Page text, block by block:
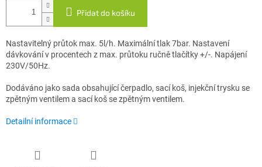
Přidat do košíku
Nastavitelný průtok max. 5l/h. Maximální tlak 7bar. Nastavení
dávkování v procentech z max. průtoku ručně tlačítky +/-. Napájení
230V/50Hz.
Dodáváno jako sada obsahující čerpadlo, sací koš, injekční trysku se
zpětným ventilem a sací koš se zpětným ventilem.
Detailní informace